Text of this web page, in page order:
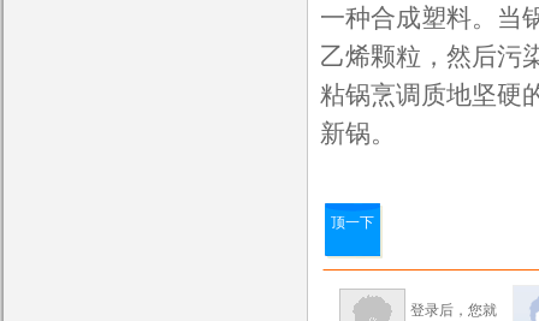
一种合成塑料。当
乙烯颗粒，然后污
粘锅烹调质地坚硬
新锅。
顶一下
登录后，您就